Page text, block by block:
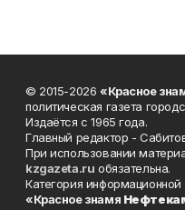
© 2015-2026 «Красное
политическая газета
Издаётся с 1965 года.
Главный редактор -
При использовании
kzgazeta.ru обязательна.
Категория информационной
«Красное знамя